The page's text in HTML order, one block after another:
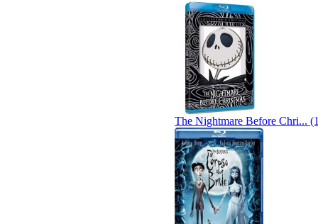
The Nightmare Before Chri...